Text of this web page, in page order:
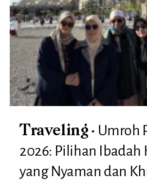
Traveling
Umroh
2026: Pilihan Ibadah
yang Nyaman dan